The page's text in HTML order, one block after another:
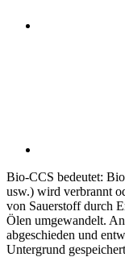
Bio-CCS bedeutet:
usw.) wird verbrannt
von Sauer­stoff durch
Ölen umgewandelt.
abgeschieden und
Unter­grund